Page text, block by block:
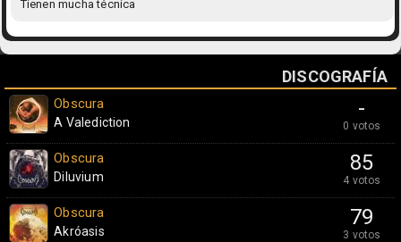
Tienen mucha técnica
DISCOGRAFÍA
-
0 votos
Obscura
A Valediction
85
4 votos
Obscura
Diluvium
79
3 votos
Obscura
Akróasis